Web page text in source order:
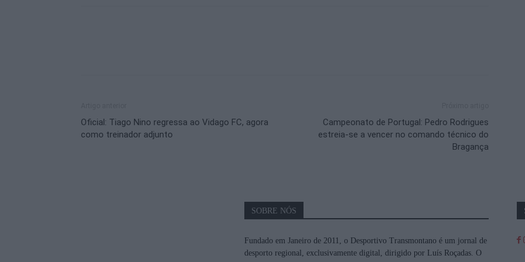
Oficial: Tiago Nino regressa ao Vidago FC, agora
como treinador adjunto
Campeonato de Portugal: Pedro Rodrigues
estreia-se a vencer no comando técnico do
Bragança
SOBRE NÓS
Fundado em Janeiro de 2011, o Desportivo Transmontano é um jornal de
desporto regional, exclusivamente digital, dirigido por Luís Roçadas. O